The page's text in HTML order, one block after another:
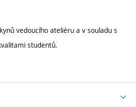
vedoucího ateliéru a v souladu s
studentů.